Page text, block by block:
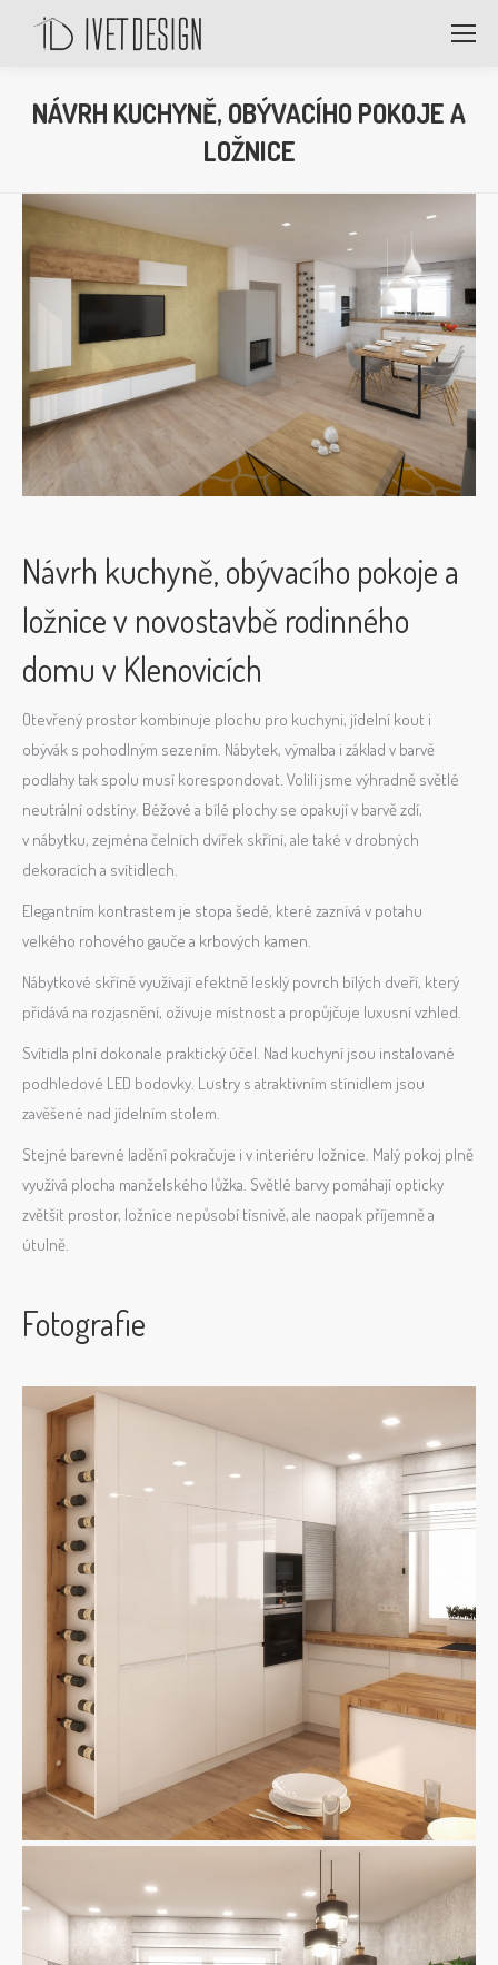
NÁVRH KUCHYNĚ, OBÝVACÍHO POKOJE A
LOŽNICE
Návrh kuchyně, obývacího pokoje a
ložnice v novostavbě rodinného
domu v Klenovicích
Otevřený prostor kombinuje plochu pro kuchyni, jídelní kout i
obývák s pohodlným sezením. Nábytek, výmalba i základ v barvě
podlahy tak spolu musí korespondovat. Volili jsme výhradně světlé
neutrální odstíny. Béžové a bílé plochy se opakují v barvě zdí,
v nábytku, zejména čelních dvířek skříní, ale také v drobných
dekoracích a svítidlech.
Elegantním kontrastem je stopa šedé, které zaznívá v potahu
velkého rohového gauče a krbových kamen.
Nábytkové skříně využívají efektně lesklý povrch bílých dveří, který
přidává na rozjasnění, oživuje místnost a propůjčuje luxusní vzhled.
Svítidla plní dokonale praktický účel. Nad kuchyní jsou instalované
podhledové LED bodovky. Lustry s atraktivním stínidlem jsou
zavěšené nad jídelním stolem.
Stejné barevné ladění pokračuje i v interiéru ložnice. Malý pokoj plně
využívá plocha manželského lůžka. Světlé barvy pomáhají opticky
zvětšit prostor, ložnice nepůsobí tísnivě, ale naopak příjemně a
útulně.
Fotografie